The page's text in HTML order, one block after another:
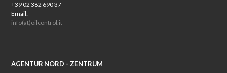
+39 02 382 690 37
Email:
info(at)oilcontrol.it
AGENTUR NORD – ZENTRUM